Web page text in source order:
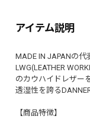
アイテム説明
MADE IN JAPANの代
LWG(LEATHER
のカウハイドレザー
透湿性を誇る
【商品特徴】